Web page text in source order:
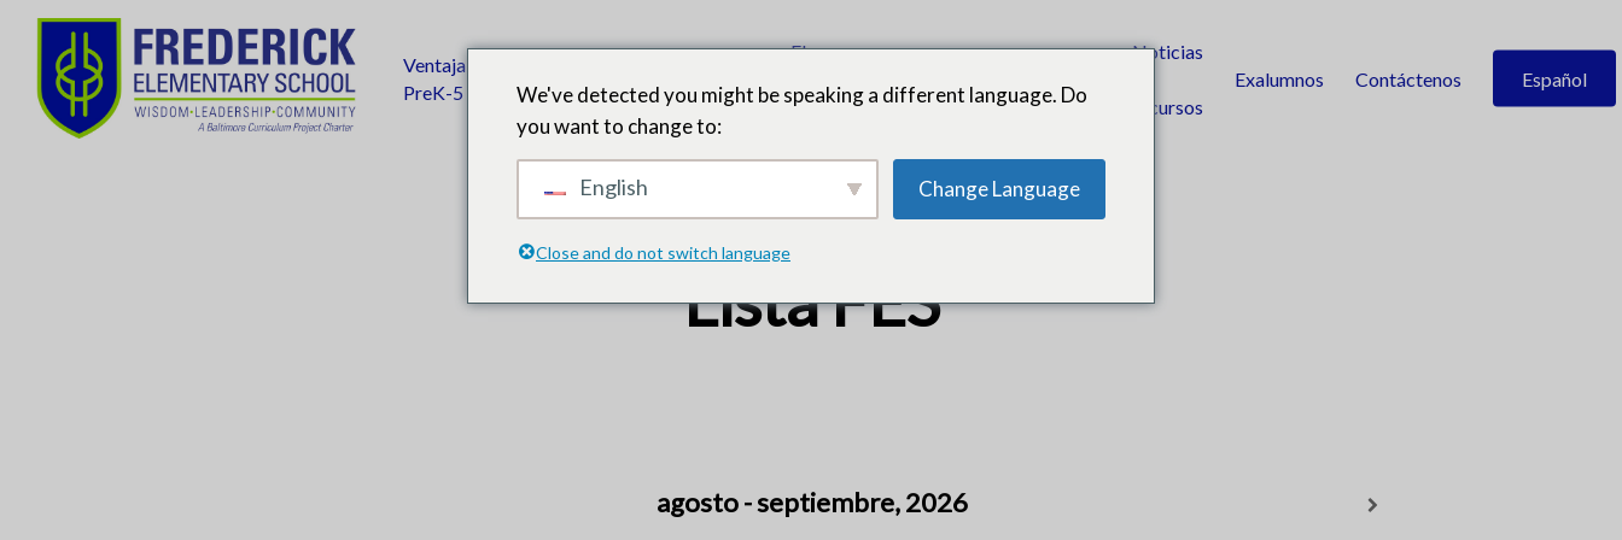
contenido
principal
Ventaja
PreK-5
Comunidad
El
FES
Noticias
recursos
Exalumnos Contáctenos Español
Lista FES
agosto - septiembre, 2026
We've detected you might be speaking a different language. Do
you want to change to:
English Change Language
Close and do not switch language